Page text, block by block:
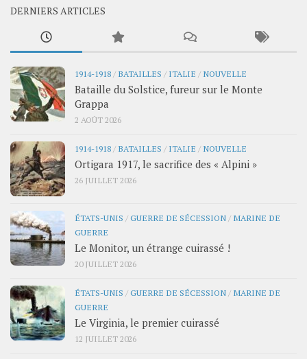
DERNIERS ARTICLES
1914-1918 / BATAILLES / ITALIE / NOUVELLE
Bataille du Solstice, fureur sur le Monte
Grappa
2 AOÛT 2026
1914-1918 / BATAILLES / ITALIE / NOUVELLE
Ortigara 1917, le sacrifice des « Alpini »
26 JUILLET 2026
ÉTATS-UNIS /GUERRE DE SÉCESSION / MARINE DE
GUERRE
Le Monitor, un étrange cuirassé !
20 JUILLET 2026
ÉTATS-UNIS /GUERRE DE SÉCESSION / MARINE DE
GUERRE
Le Virginia, le premier cuirassé
12 JUILLET 2026